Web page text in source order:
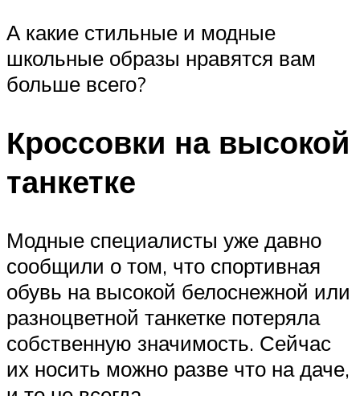
А какие стильные и модные
школьные образы нравятся вам
больше всего?
Кроссовки на высокой
танкетке
Модные специалисты уже давно
сообщили о том, что спортивная
обувь на высокой белоснежной или
разноцветной танкетке потеряла
собственную значимость. Сейчас
их носить можно разве что на даче,